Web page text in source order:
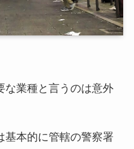
な業種と言うのは意外
基本的に管轄の警察署